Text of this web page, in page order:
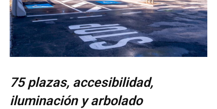
75 plazas, accesibilidad,
iluminación y arbolado